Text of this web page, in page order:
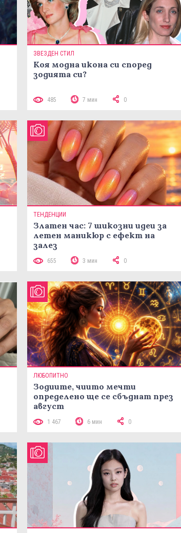
ЗВЕЗДЕН СТИЛ
Коя модна икона си според
зодията си?
485 7 мин 0
ТЕНДЕНЦИИ
Златен час: 7 шикозни идеи за
летен маникюр с ефект на
залез
655 3 мин 0
ЛЮБОПИТНО
Зодиите, чиито мечти
определено ще се сбъднат през
август
1 467 6 мин 0